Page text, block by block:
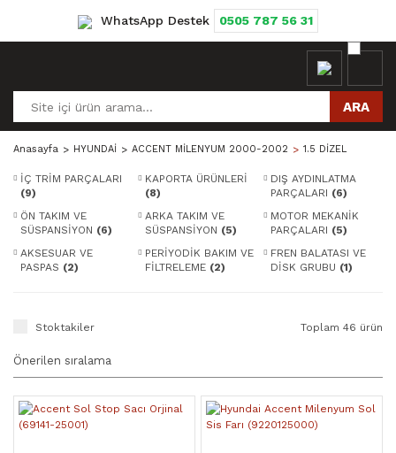
WhatsApp Destek 0505 787 56 31
ARA
Anasayfa HYUNDAİ ACCENT MİLENYUM 2000-2002 1.5 DİZEL
İÇ TRİM PARÇALARI
(9)
KAPORTA ÜRÜNLERİ
(8)
DIŞ AYDINLATMA
PARÇALARI (6)
ÖN TAKIM VE
SÜSPANSİYON (6)
ARKA TAKIM VE
SÜSPANSİYON (5)
MOTOR MEKANİK
PARÇALARI (5)
AKSESUAR VE
PASPAS (2)
PERİYODİK BAKIM VE
FİLTRELEME (2)
FREN BALATASI VE
DİSK GRUBU (1)
Stoktakiler Toplam 46 ürün